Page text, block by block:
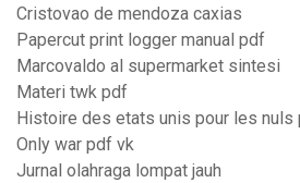
Cristovao de mendoza caxias
Papercut print logger manual pdf
Marcovaldo al supermarket sintesi
Materi twk pdf
Histoire des etats unis pour les nuls
Only war pdf vk
Jurnal olahraga lompat jauh